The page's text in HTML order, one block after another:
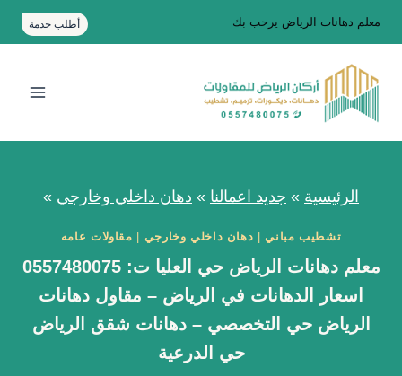
التجاوز
إلى
المحتوى
معلم دهانات الرياض يرحب بك أطلب خدمة
الرئيسية » جديد اعمالنا » دهان داخلي وخارجي »
تشطيب مباني| دهان داخلي وخارجي مقاولات عامه
معلم دهانات الرياض حي العليا ت: 0557480075
اسعار الدهانات في الرياض – مقاول دهانات
الرياض حي التخصصي – دهانات شقق الرياض
حي الدرعية